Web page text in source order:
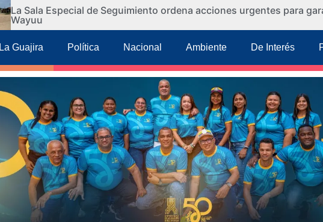
La Sala Especial de Seguimiento ordena acciones urgentes para
Wayuu
La Guajira Política Nacional Ambiente De Interés